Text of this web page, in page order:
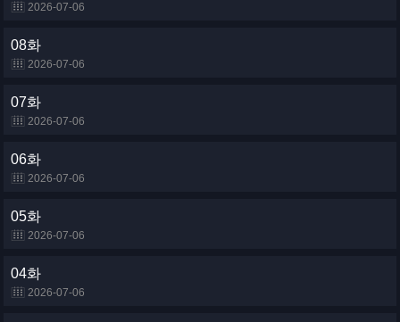
2026-07-06
08화
2026-07-06
07화
2026-07-06
06화
2026-07-06
05화
2026-07-06
04화
2026-07-06